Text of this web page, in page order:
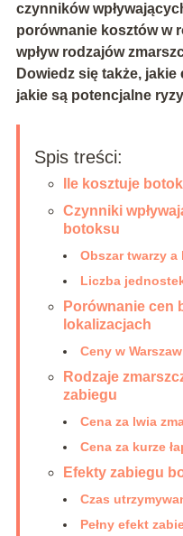
czynników
porównanie kosztów w
wpływ rodzajów
Dowiedz się także,
jakie są potencjalne
Spis treści:
Ile kosztuje
Czynniki
botoksu
Obszar twarzy a
Liczba
Porównanie cen
lokalizacjach
Ceny w
Rodzaje
zabiegu
Cena za lwia
Cena za kurze
Efekty zabiegu
Czas
Pełny efekt